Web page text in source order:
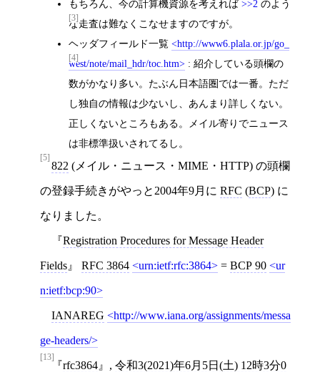
[3]
もちろん、今の計算機資源を考えれば>>2 のよう
な走査は難なくこなせますのですが。
[4]
ヘッダフィールド一覧
http://www6.plala.or.jp/go_
west/note/mail_hdr/toc.htm
: 紹介している頭欄の
数がかなり多い。たぶん日本語圏では一番。ただ
し独自の情報は少ないし、あんまり詳しくない。
正しくないところもある。メイル寄りでニュース
は非標準扱いされてるし。
[5]
822 (メイル・ニュース・MIME・HTTP) の頭欄
の登録手続きがやっと2004年9月に RFC (BCP) に
なりました。
Registration Procedures for Message Header
Fields RFC 3864 urn:ietf:rfc:3864 = BCP 90 ur
n:ietf:bcp:90
IANAREG http://www.iana.org/assignments/messa
ge-headers/
[13]
rfc3864 , 令和3(2021)年6月5日(土) 12時3分0